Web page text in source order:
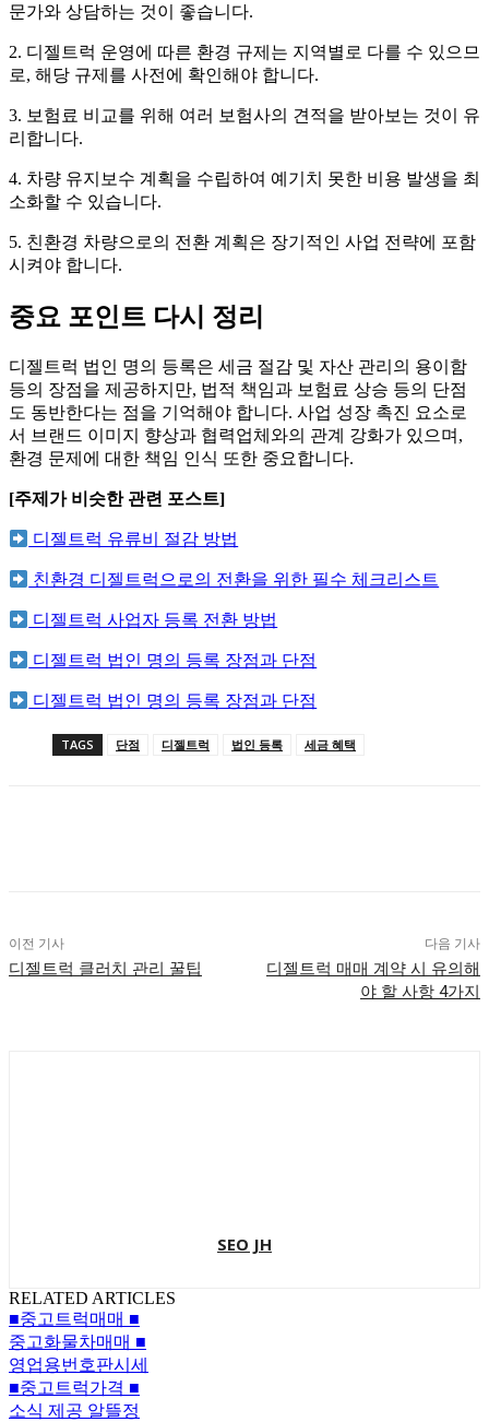
문가와 상담하는 것이 좋습니다.
2. 디젤트럭 운영에 따른 환경 규제는 지역별로 다를 수 있으므
로, 해당 규제를 사전에 확인해야 합니다.
3. 보험료 비교를 위해 여러 보험사의 견적을 받아보는 것이 유
리합니다.
4. 차량 유지보수 계획을 수립하여 예기치 못한 비용 발생을 최
소화할 수 있습니다.
5. 친환경 차량으로의 전환 계획은 장기적인 사업 전략에 포함
시켜야 합니다.
중요 포인트 다시 정리
디젤트럭 법인 명의 등록은 세금 절감 및 자산 관리의 용이함
등의 장점을 제공하지만, 법적 책임과 보험료 상승 등의 단점
도 동반한다는 점을 기억해야 합니다. 사업 성장 촉진 요소로
서 브랜드 이미지 향상과 협력업체와의 관계 강화가 있으며,
환경 문제에 대한 책임 인식 또한 중요합니다.
[주제가 비슷한 관련 포스트]
디젤트럭 유류비 절감 방법
친환경 디젤트럭으로의 전환을 위한 필수 체크리스트
디젤트럭 사업자 등록 전환 방법
디젤트럭 법인 명의 등록 장점과 단점
디젤트럭 법인 명의 등록 장점과 단점
TAGS 단점 디젤트럭 법인 등록 세금 혜택
이전 기사
디젤트럭 클러치 관리 꿀팁
다음 기사
디젤트럭 매매 계약 시 유의해
야 할 사항 4가지
SEO JH
RELATED ARTICLES
■중고트럭매매 ■
중고화물차매매 ■
영업용번호판시세
■중고트럭가격 ■
소식 제공 알뜰정